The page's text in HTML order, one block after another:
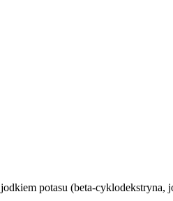
potasu (beta-cyklodekstryna,